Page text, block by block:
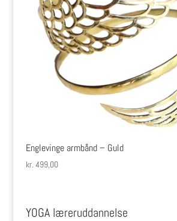
Englevinge armbånd – Guld
kr. 499,00
YOGA læreruddannelse